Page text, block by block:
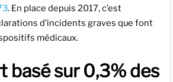
. En place depuis 2017, c’est
d’incidents graves que font
médicaux.
basé sur 0,3% des